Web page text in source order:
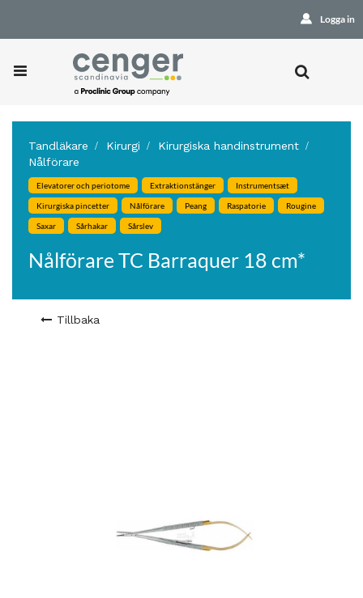
Logga in
Tandläkare Kirurgi
Kirurgiska handinstrument
Nålförare
Elevatorer och periotome Extraktionstänger Instrumentsæt
Kirurgiska pincetter Nålförare Peang Raspatorie Rougine
Saxar Sårhakar Sårslev
Nålförare TC Barraquer 18 cm*
Tillbaka